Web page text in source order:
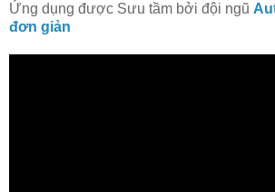
Ứng dụng được Sưu tầm bởi đội ngũ
đơn giản